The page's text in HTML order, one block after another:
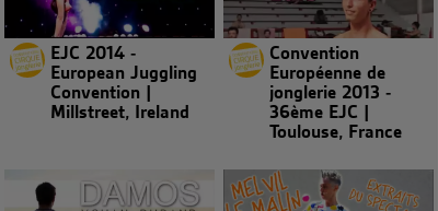
EJC 2014 -
European Juggling
Convention |
Millstreet, Ireland
Convention
Européenne de
jonglerie 2013 -
36ème EJC |
Toulouse, France